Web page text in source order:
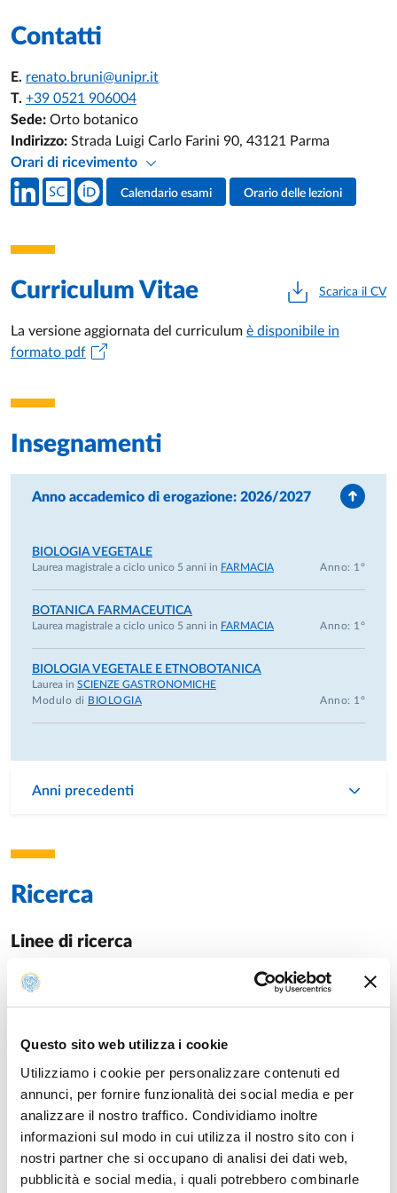
Questo sito web utilizza i cookie
Utilizziamo i cookie per personalizzare contenuti ed
annunci, per fornire funzionalità dei social media e per
analizzare il nostro traffico. Condividiamo inoltre
informazioni sul modo in cui utilizza il nostro sito con i
nostri partner che si occupano di analisi dei dati web,
pubblicità e social media, i quali potrebbero combinarle
Contatti
E. renato.bruni@unipr.it
T. +39 0521 906004
Sede: Orto botanico
Indirizzo: Strada Luigi Carlo Farini 90, 43121 Parma
Orari di ricevimento
Social del docente
Calendario esami Orario delle lezioni
Curriculum Vitae Scarica il CV
La versione aggiornata del curriculum è disponibile in
formato pdf
Insegnamenti
Anno accademico di erogazione: 2026/2027
BIOLOGIA VEGETALE
Laurea magistrale a ciclo unico 5 anni in FARMACIA Anno: 1°
BOTANICA FARMACEUTICA
Laurea magistrale a ciclo unico 5 anni in FARMACIA Anno: 1°
BIOLOGIA VEGETALE E ETNOBOTANICA
Laurea in SCIENZE GASTRONOMICHE
Modulo di BIOLOGIA Anno: 1°
Anni precedenti
Ricerca
Linee di ricerca
Controllo di qualità, caratterizzazione fitochimica e studio
della biodiversità di specie di interesse farmaceutico,
antinfiammatoria, antimutagena ed antitrombotica di
sostanze naturali vegetali. Definizione della variabilità
fitochimica di markers di interesse farmacologico.
Valutazione delle possibilità d'impiego biocatalitico di
cellule, tessuti e organi vegetali nella sintesi asimmetrica di
fine chemicals e nella biotrasformazione di molecole
organiche naturali. Determinazione dei fattori genetici,